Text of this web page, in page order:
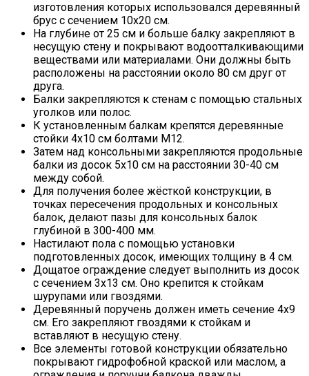
изготовления которых использовался деревянный
брус с сечением 10х20 см.
На глубине от 25 см и больше балку закрепляют в
несущую стену и покрывают водоотталкивающими
веществами или материалами. Они должны быть
расположены на расстоянии около 80 см друг от
друга.
Балки закрепляются к стенам с помощью стальных
уголков или полос.
К установленным балкам крепятся деревянные
стойки 4х10 см болтами М12.
Затем над консольными закрепляются продольные
балки из досок 5х10 см на расстоянии 30-40 см
между собой.
Для получения более жёсткой конструкции, в
точках пересечения продольных и консольных
балок, делают пазы для консольных балок
глубиной в 300-400 мм.
Настилают пола с помощью установки
подготовленных досок, имеющих толщину в 4 см.
Дощатое ограждение следует выполнить из досок
с сечением 3х13 см. Оно крепится к стойкам
шурупами или гвоздями.
Деревянный поручень должен иметь сечение 4х9
см. Его закрепляют гвоздями к стойкам и
вставляют в несущую стену.
Все элементы готовой конструкции обязательно
покрывают гидрофобной краской или маслом, а